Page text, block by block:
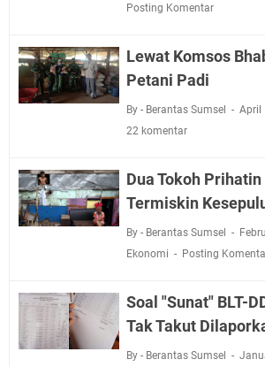
Posting Komentar
Lewat Komsos
Petani Padi
By - Berantas Sumsel April
22 komentar
Dua Tokoh
Termiskin
By - Berantas Sumsel
Ekonomi
Posting
Soal "Sunat" BLT-
Tak Takut
By - Berantas Sumsel